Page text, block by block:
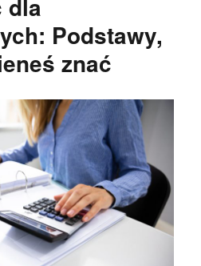
dla
Podstawy,
znać